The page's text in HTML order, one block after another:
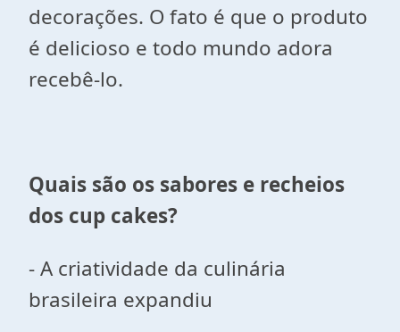
decorações. O fato é que o produto
é delicioso e todo mundo adora
recebê-lo.
Quais são os sabores e recheios
dos cup cakes?
- A criatividade da culinária
brasileira expandiu